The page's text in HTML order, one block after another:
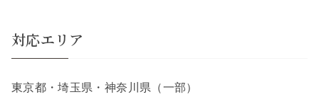
対応エリア
東京都・埼玉県・神奈川県（一部）